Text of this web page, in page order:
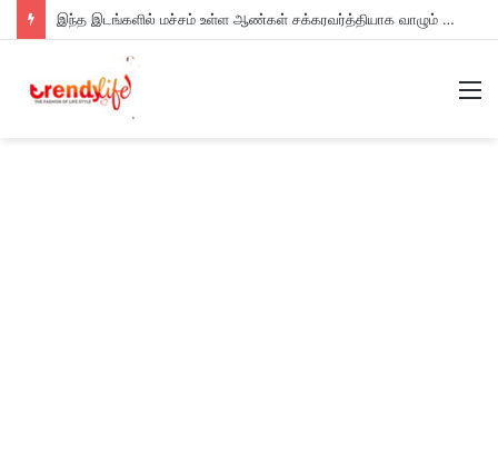
இந்த இடங்களில் மச்சம் உள்ள ஆண்கள் சக்கரவர்த்தியாக வாழும் அதிர்ஷ்டம் உள்ளவர்களாம் – உங்களுக்கு இருக்கா?